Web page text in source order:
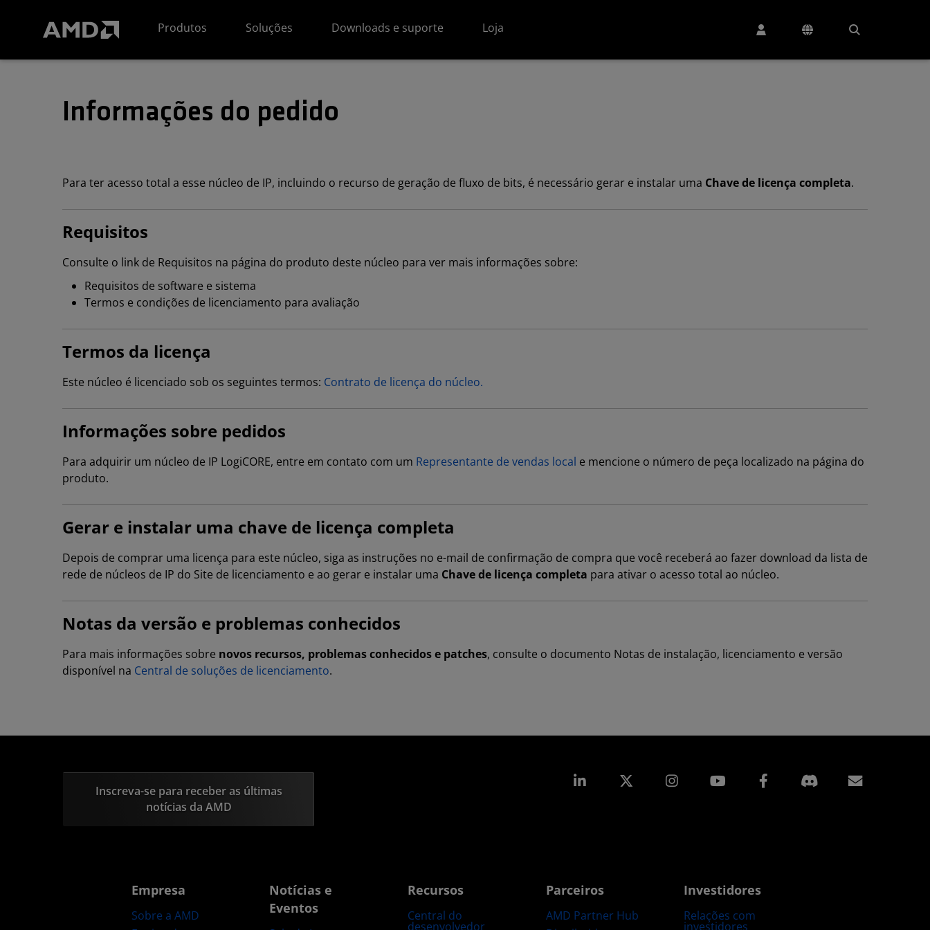
Produtos
Soluções Downloads e suporte Loja
Informações do pedido
Para ter acesso total a esse núcleo de IP, incluindo o recurso de geração de fluxo de bits, é necessário gerar e instalar uma Chave de licença completa.
Requisitos
Consulte o link de Requisitos na página do produto deste núcleo para ver mais informações sobre:
Requisitos de software e sistema
Termos e condições de licenciamento para avaliação
Termos da licença
Este núcleo é licenciado sob os seguintes termos: Contrato de licença do núcleo.
Informações sobre pedidos
Para adquirir um núcleo de IP LogiCORE, entre em contato com um Representante de vendas local e mencione o número de peça localizado na página do
produto.
Gerar e instalar uma chave de licença completa
Depois de comprar uma licença para este núcleo, siga as instruções no e-mail de confirmação de compra que você receberá ao fazer download da lista de
rede de núcleos de IP do Site de licenciamento e ao gerar e instalar uma Chave de licença completa para ativar o acesso total ao núcleo.
Notas da versão e problemas conhecidos
Para mais informações sobre novos recursos, problemas conhecidos e patches, consulte o documento Notas de instalação, licenciamento e versão
disponível na Central de soluções de licenciamento.
Inscreva-se para receber as últimas
notícias da AMD
Linkedin Instagram Facebook
Empresa
Sobre a AMD
Notícias e
Eventos
Recursos
Central do
desenvolvedor
Parceiros
AMD Partner Hub
Investidores
Relações com
investidores